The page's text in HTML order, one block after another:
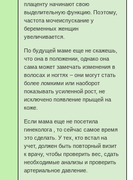
плаценту начинают свою
выделительную функцию. Поэтому,
частота мочеиспускание у
беременных женщин
увеличивается.
По будущей маме еще не скажешь,
что она в положении, однако она
сама может замечать изменения в
волосах и ногтях – они могут стать
более ломкими или наоборот
показывать усиленной рост, не
исключено появление прыщей на
коже.
Если мама еще не посетила
гинеколога , то сейчас самое время
это сделать. У тех, кто встал на
учет, должен быть повторный визит
к врачу, чтобы проверить вес, сдать
необходимые анализы и проверить
артериальное давление.